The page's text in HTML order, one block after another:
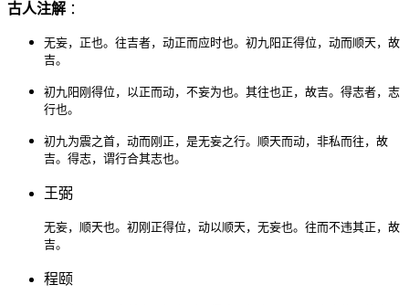
古人注解 ：
无妄，正也。往吉者，动正而应时也。初九阳正得位，动而顺天，故
吉。
初九阳刚得位，以正而动，不妄为也。其往也正，故吉。得志者，志
行也。
初九为震之首，动而刚正，是无妄之行。顺天而动，非私而往，故
吉。得志，谓行合其志也。
王弼
无妄，顺天也。初刚正得位，动以顺天，无妄也。往而不违其正，故
吉。
程颐